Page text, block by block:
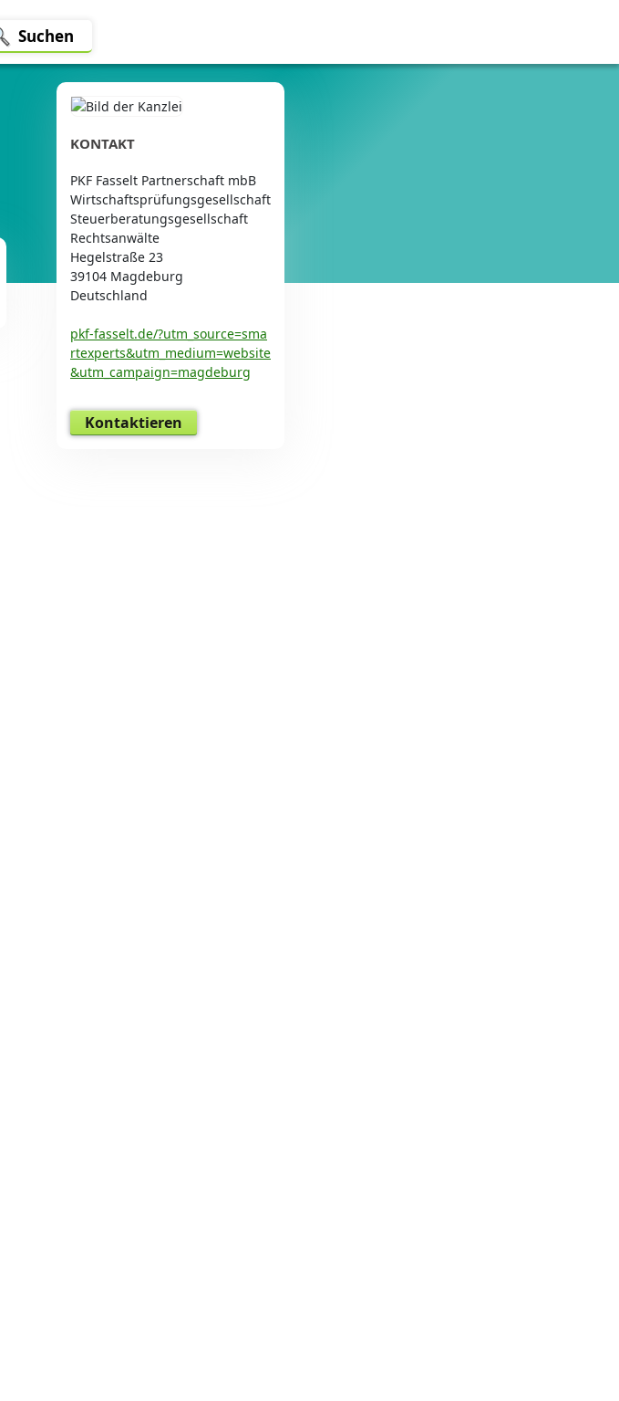
Suchen
KONTAKT
PKF Fasselt Partnerschaft mbB
Wirtschaftsprüfungsgesellschaft
Steuerberatungsgesellschaft
Rechtsanwälte
Hegelstraße 23
39104 Magdeburg
Deutschland
pkf-fasselt.de/?utm_source=sma
rtexperts&utm_medium=website
&utm_campaign=magdeburg
Kontaktieren